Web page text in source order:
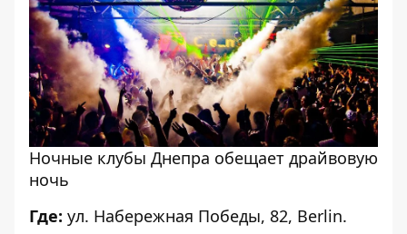
Ночные клубы Днепра обещает драйвовую
ночь
Где: ул. Набережная Победы, 82, Berlin.